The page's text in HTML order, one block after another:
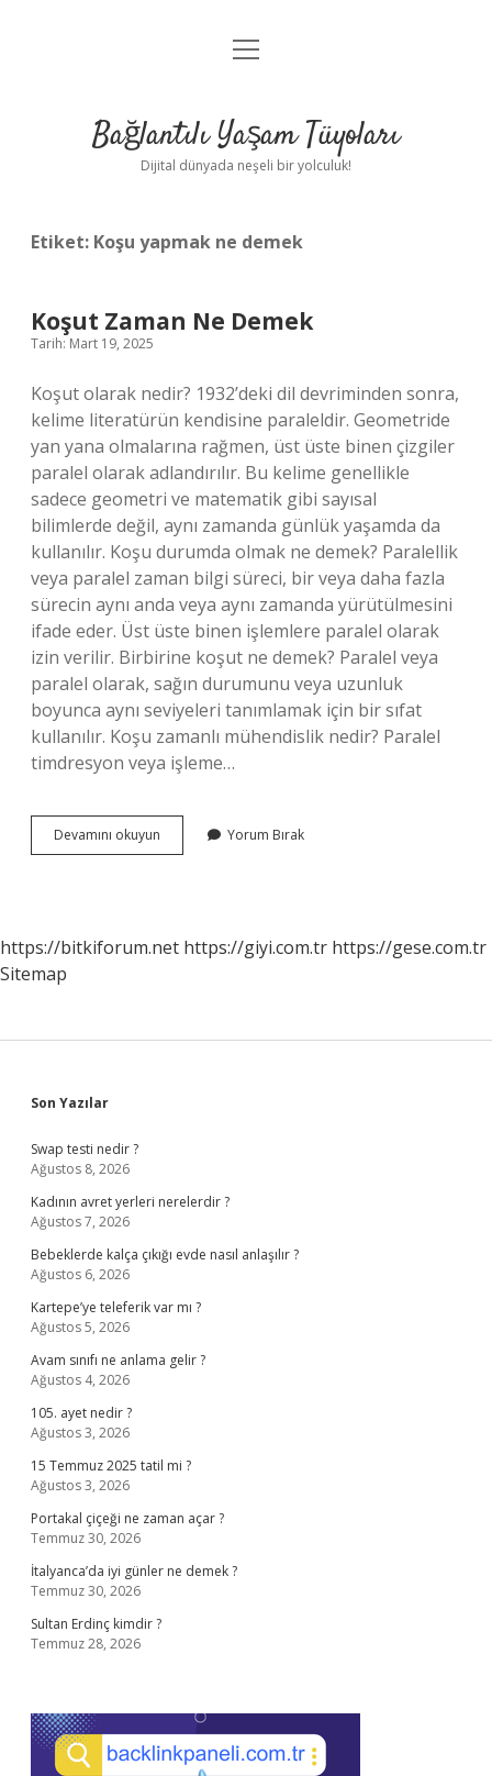
Anasayfa
Yasal Uyarı
menüyü
Bağlantılı Yaşam Tüyoları
Dijital dünyada neşeli bir yolculuk!
Etiket: Koşu yapmak ne demek
Koşut Zaman Ne Demek
Tarih: Mart 19, 2025
Koşut olarak nedir? 1932’deki dil devriminden sonra,
kelime literatürün kendisine paraleldir. Geometride
yan yana olmalarına rağmen, üst üste binen çizgiler
paralel olarak adlandırılır. Bu kelime genellikle
sadece geometri ve matematik gibi sayısal
bilimlerde değil, aynı zamanda günlük yaşamda da
kullanılır. Koşu durumda olmak ne demek? Paralellik
veya paralel zaman bilgi süreci, bir veya daha fazla
sürecin aynı anda veya aynı zamanda yürütülmesini
ifade eder. Üst üste binen işlemlere paralel olarak
izin verilir. Birbirine koşut ne demek? Paralel veya
paralel olarak, sağın durumunu veya uzunluk
boyunca aynı seviyeleri tanımlamak için bir sıfat
kullanılır. Koşu zamanlı mühendislik nedir? Paralel
timdresyon veya işleme…
Devamını okuyun
Zaman
Yorum Bırak
https://bitkiforum.net https://giyi.com.tr https://gese.com.tr
Sitemap
Sidebar
Son Yazılar
Swap testi nedir ?
Ağustos 8, 2026
Kadının avret yerleri nerelerdir ?
Ağustos 7, 2026
Bebeklerde kalça çıkığı evde nasıl anlaşılır ?
Ağustos 6, 2026
Kartepe’ye teleferik var mı ?
Ağustos 5, 2026
Avam sınıfı ne anlama gelir ?
Ağustos 4, 2026
105. ayet nedir ?
Ağustos 3, 2026
15 Temmuz 2025 tatil mi ?
Ağustos 3, 2026
Portakal çiçeği ne zaman açar ?
Temmuz 30, 2026
İtalyanca’da iyi günler ne demek ?
Temmuz 30, 2026
Sultan Erdinç kimdir ?
Temmuz 28, 2026